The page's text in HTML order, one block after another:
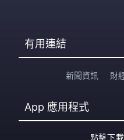
有用連結
新聞資訊 財
App 應用程式
點擊下